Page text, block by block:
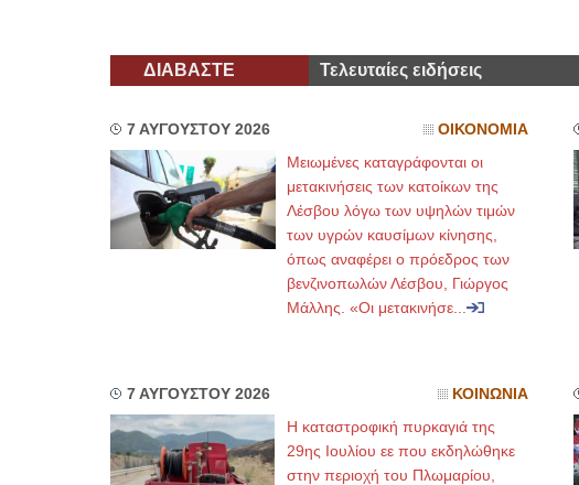
ΔΙΑΒΑΣΤΕ Τελευταίες ειδήσεις
7 ΑΥΓΟΥΣΤΟΥ 2026 ΟΙΚΟΝΟΜΙΑ
Μειωμένες καταγράφονται οι
μετακινήσεις των κατοίκων της
Λέσβου λόγω των υψηλών τιμών
των υγρών καυσίμων κίνησης,
όπως αναφέρει ο πρόεδρος των
βενζινοπωλών Λέσβου, Γιώργος
Μάλλης. «Οι μετακινήσε...
7 ΑΥΓΟΥΣΤΟΥ 2026 ΚΟΙΝΩΝΙΑ
Η καταστροφική πυρκαγιά της
29ης Ιουλίου εε που εκδηλώθηκε
στην περιοχή του Πλωμαρίου,